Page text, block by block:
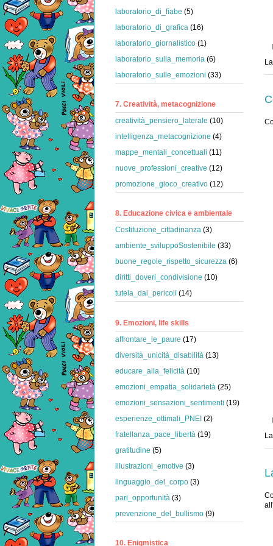
laboratorio_di_fiabe (5)
laboratorio_di_grafica (16)
laboratorio_giornalistico (1)
laboratorio_sulla_memoria (6)
laboratorio_sulle_emozioni (33)
7. Creatività, metacognizione
creatività_pensiero_laterale (10)
intelligenza_metacognizione (4)
mappe_mentali_concettuali (11)
nuove_professioni_creative (12)
promozione_gioco_creativo (12)
8. Educazione civica e ambientale
Costituzione_cittadinanza (3)
ambiente_sviluppoSostenibile (33)
buone_regole_rispetto_sicurezza (6)
diritti_doveri_condivisione (10)
tutela_dai_pericoli (14)
9. Emozioni, life skills
affrontare_le_paure (17)
diversità_unicità_disabilità (13)
educare_alla_felicità (10)
emozioni_empatia_solidarietà (25)
emozioni_sensazioni_sentimenti (19)
esperienze_ottimali_PNEI (2)
fratellanza_pace_libertà (19)
gratitudine (5)
illustrazioni_emotive (3)
linguaggio_del_corpo (3)
pari_opportunità (3)
prevenzione_del_bullismo (9)
10. Enigmistica